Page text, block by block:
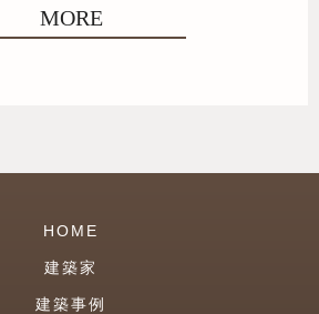
MORE
HOME
建築家
建築事例